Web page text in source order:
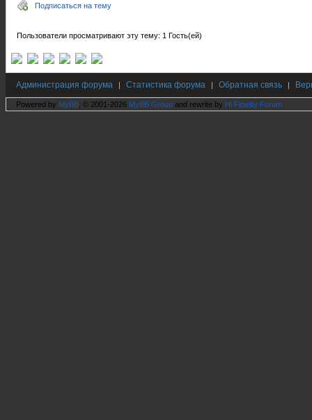
Подписаться на тему
Пользователи просматривают эту тему: 1 Гость(ей)
Администрация форума | Статистика форума | Обратная связь |
Powered by MyBB , © 2001-2026 MyBB Group and rewrite by Hi Fidelity Forum